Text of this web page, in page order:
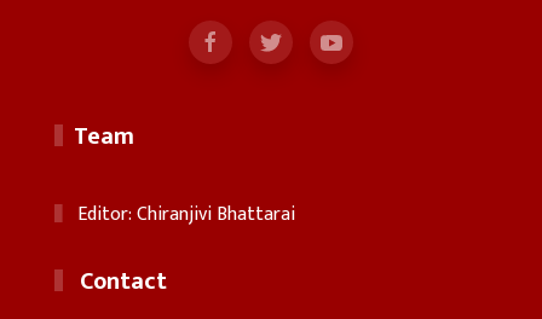
Team
Editor: Chiranjivi Bhattarai
Contact